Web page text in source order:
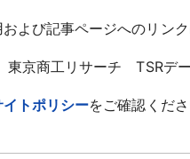
よび記事ページへのリン
東京商工リサーチ TSRデ
イトポリシーをご確認くださ